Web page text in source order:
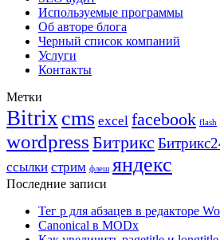
Используемые программы
Об авторе блога
Черный список компаний
Услуги
Контакты
Метки
Bitrix cms excel facebook flash
wordpress Битрикс
ссылки стрим флеш яндекс
Последние записи
Тег p для абзацев в редакторе
Canonical в MODx